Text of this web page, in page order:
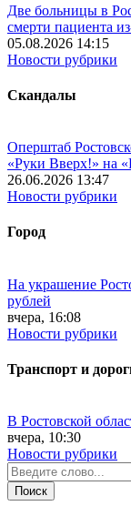
Две больницы в
смерти пациента
05.08.2026 14:15
Новости рубрики
Скандалы
Оперштаб
«Руки Вверх!» на
26.06.2026 13:47
Новости рубрики
Город
На украшение
рублей
вчера, 16:08
Новости рубрики
Транспорт и
В Ростовской
вчера, 10:30
Новости рубрики